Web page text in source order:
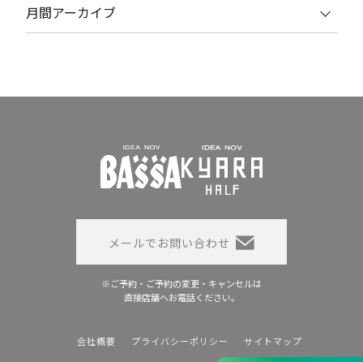
月間アーカイブ
メールでお問い合わせ
※ご予約・ご予約の変更・キャンセルは
直接店舗へお電話ください。
会社概要 プライバシーポリシー サイトマップ